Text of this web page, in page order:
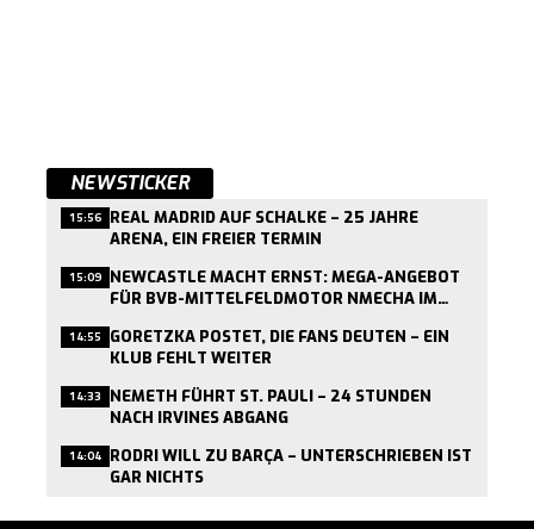
NEWSTICKER
15:56 REAL MADRID AUF SCHALKE – 25 JAHRE
ARENA, EIN FREIER TERMIN
15:09 NEWCASTLE MACHT ERNST: MEGA-ANGEBOT
FÜR BVB-MITTELFELDMOTOR NMECHA IM
14:55 GORETZKA POSTET, DIE FANS DEUTEN – EIN
KLUB FEHLT WEITER
14:33 NEMETH FÜHRT ST. PAULI – 24 STUNDEN
NACH IRVINES ABGANG
14:04 RODRI WILL ZU BARÇA – UNTERSCHRIEBEN IST
GAR NICHTS